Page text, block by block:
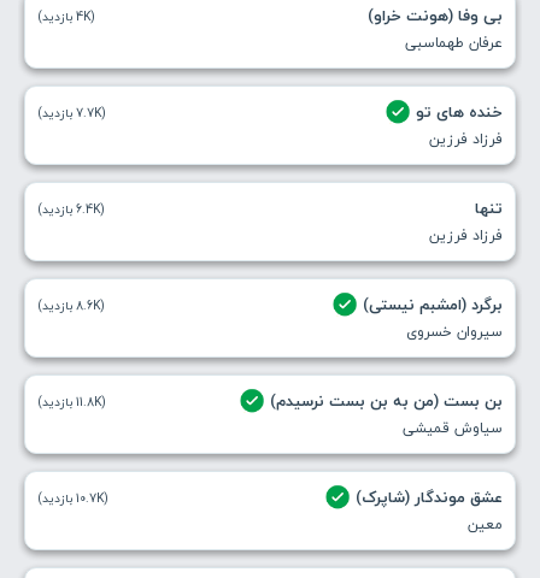
بی وفا (هونت خراو)
عرفان طهماسبی
(4K بازدید)
خنده های تو
فرزاد فرزین
(7.7K بازدید)
تنها
فرزاد فرزین
(6.4K بازدید)
برگرد (امشبم نیستی)
سیروان خسروی
(8.6K بازدید)
بن بست (من به بن بست نرسیدم)
سیاوش قمیشی
(11.8K بازدید)
عشق موندگار (شاپرک)
معین
(10.7K بازدید)